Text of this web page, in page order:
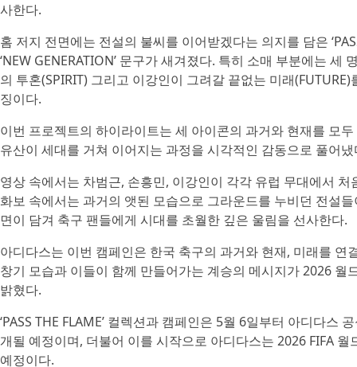
사한다.
홈 저지 전면에는 전설의 불씨를 이어받겠다는 의지를 담은
‘NEW GENERATION’ 문구가 새겨졌다. 특히 소매 부분에는
의 투혼(SPIRIT) 그리고 이강인이 그려갈 끝없는 미래
징이다.
이번 프로젝트의 하이라이트는 세 아이콘의 과거와 현재를 모
유산이 세대를 거쳐 이어지는 과정을 시각적인 감동으로 풀어냈
영상 속에서는 차범근, 손흥민, 이강인이 각각 유럽 무대에서
화보 속에서는 과거의 앳된 모습으로 그라운드를 누비던 전설
면이 담겨 축구 팬들에게 시대를 초월한 깊은 울림을 선사한다.
아디다스는 이번 캠페인은 한국 축구의 과거와 현재, 미래를
창기 모습과 이들이 함께 만들어가는 계승의 메시지가 2026
밝혔다.
‘PASS THE FLAME’ 컬렉션과 캠페인은 5월 6일부터 아디다
개될 예정이며, 더불어 이를 시작으로 아디다스는 2026 FIFA
예정이다.